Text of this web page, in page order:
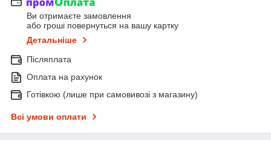
Ви отримаєте замовлення
або гроші повернуться на вашу картку
Детальніше
Післяплата
Оплата на рахунок
Готівкою (лише при самовивозі з магазину)
Всі умови оплати